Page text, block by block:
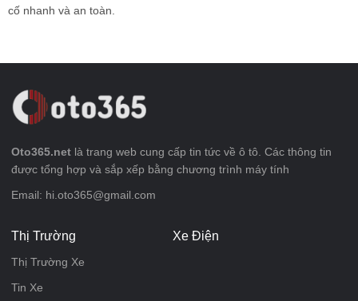
cố nhanh và an toàn.
Oto365.net là trang web cung cấp tin tức về ô tô. Các thông tin
được tổng hợp và sắp xếp bằng chương trình máy tính
Email: hi.oto365@gmail.com
Thị Trường
Thị Trường Xe
Tin Xe
Xe Điện